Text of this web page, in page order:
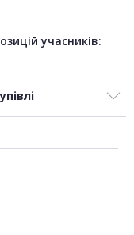
учасників: